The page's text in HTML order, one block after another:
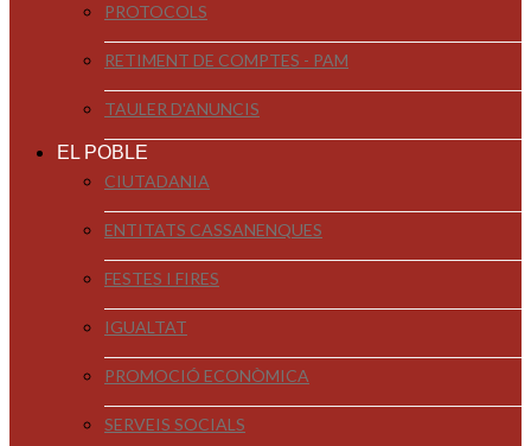
PROTOCOLS
RETIMENT DE COMPTES - PAM
TAULER D'ANUNCIS
EL POBLE
CIUTADANIA
ENTITATS CASSANENQUES
FESTES I FIRES
IGUALTAT
PROMOCIÓ ECONÒMICA
SERVEIS SOCIALS